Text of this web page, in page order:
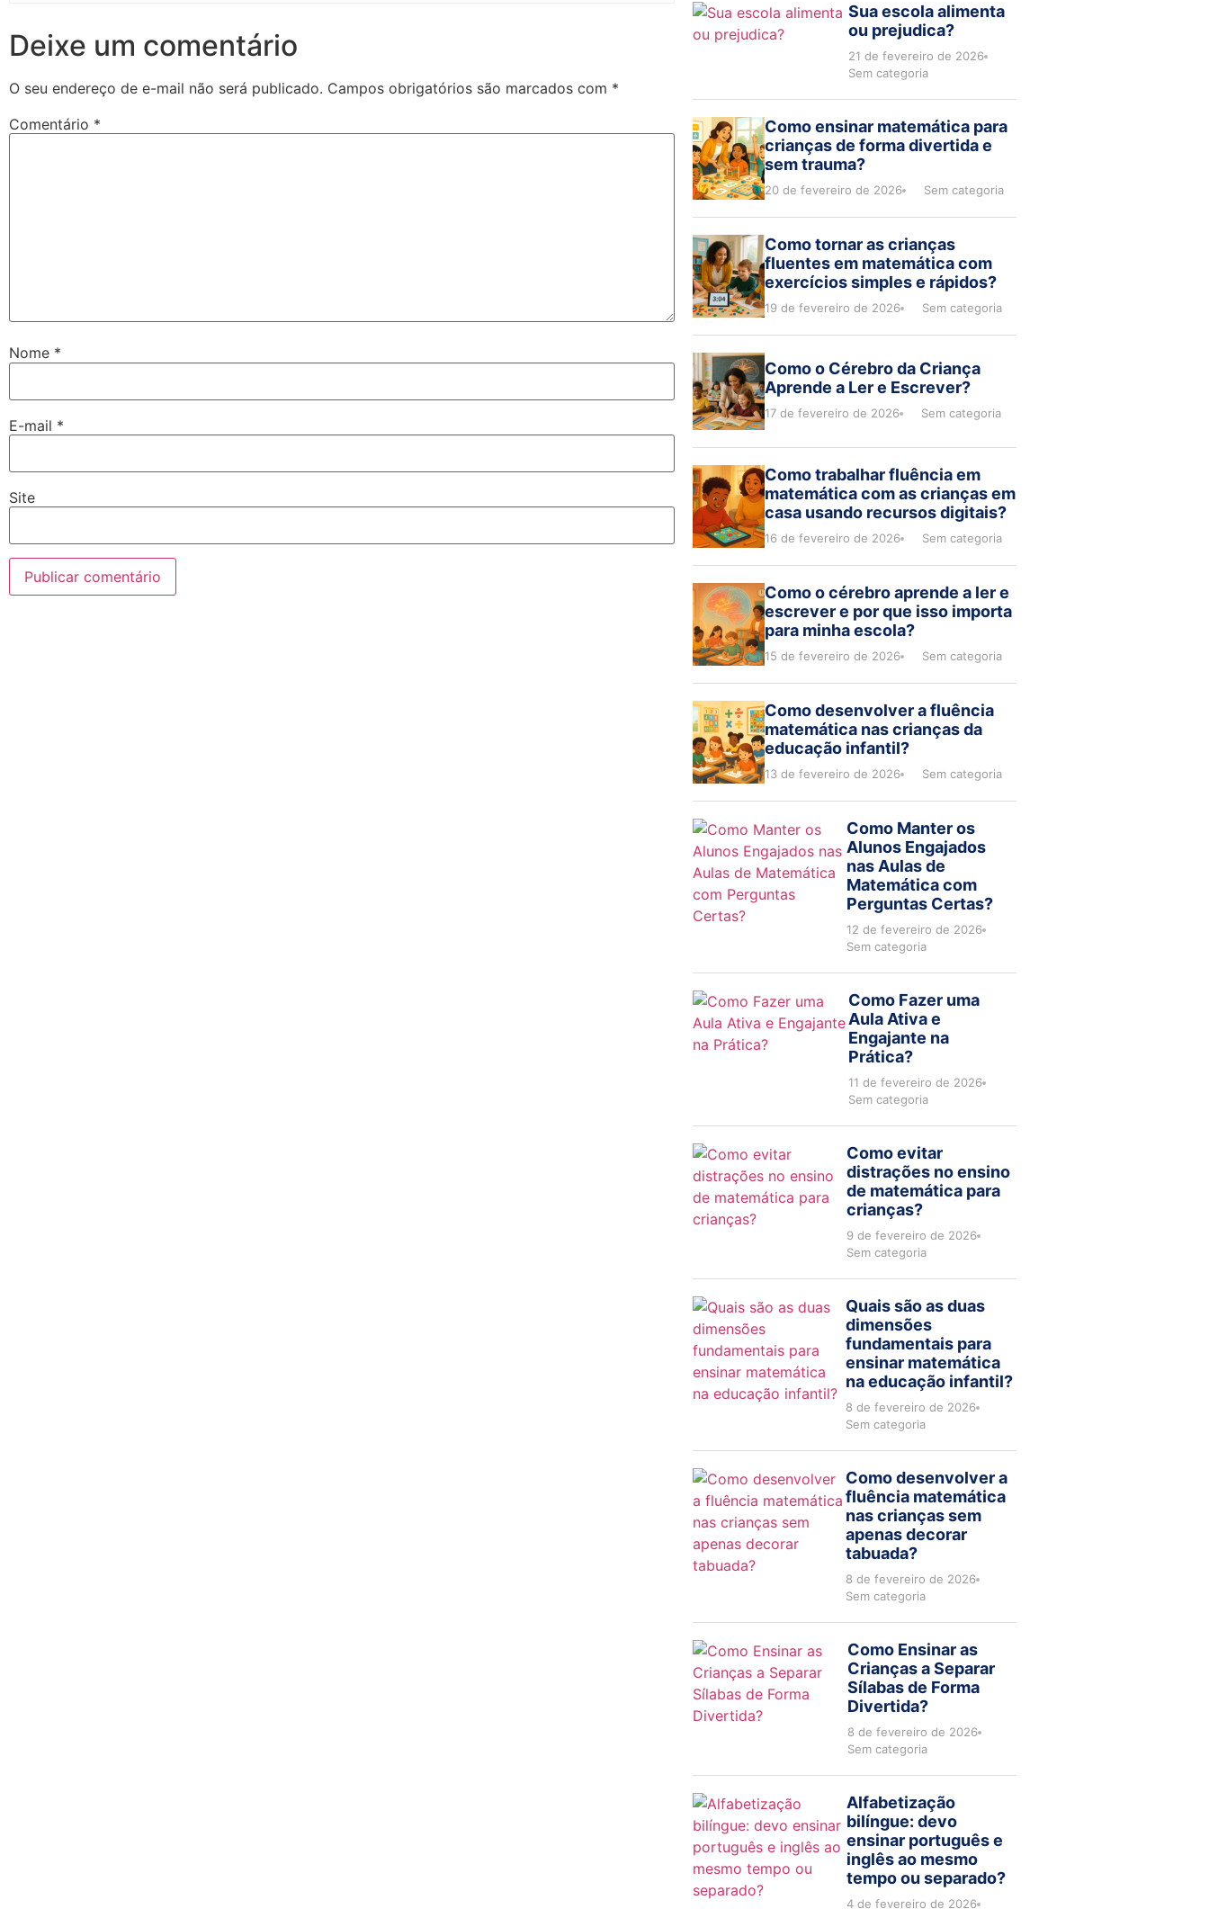
Deixe um comentário
O seu endereço de e-mail não será publicado. Campos obrigatórios são marcados com *
Comentário *
Nome *
E-mail *
Site
Sua escola alimenta
ou prejudica?
21 de fevereiro de 2026
Sem categoria
Como ensinar matemática para
crianças de forma divertida e
sem trauma?
20 de fevereiro de 2026 Sem categoria
Como tornar as crianças
fluentes em matemática com
exercícios simples e rápidos?
19 de fevereiro de 2026 Sem categoria
Como o Cérebro da Criança
Aprende a Ler e Escrever?
17 de fevereiro de 2026 Sem categoria
Como trabalhar fluência em
matemática com as crianças em
casa usando recursos digitais?
16 de fevereiro de 2026 Sem categoria
Como o cérebro aprende a ler e
escrever e por que isso importa
para minha escola?
15 de fevereiro de 2026 Sem categoria
Como desenvolver a fluência
matemática nas crianças da
educação infantil?
13 de fevereiro de 2026 Sem categoria
Como Manter os
Alunos Engajados
nas Aulas de
Matemática com
Perguntas Certas?
12 de fevereiro de 2026
Sem categoria
Como Fazer uma
Aula Ativa e
Engajante na
Prática?
11 de fevereiro de 2026
Sem categoria
Como evitar
distrações no ensino
de matemática para
crianças?
9 de fevereiro de 2026
Sem categoria
Quais são as duas
dimensões
fundamentais para
ensinar matemática
na educação infantil?
8 de fevereiro de 2026
Sem categoria
Como desenvolver a
fluência matemática
nas crianças sem
apenas decorar
tabuada?
8 de fevereiro de 2026
Sem categoria
Como Ensinar as
Crianças a Separar
Sílabas de Forma
Divertida?
8 de fevereiro de 2026
Sem categoria
Alfabetização
bilíngue: devo
ensinar português e
inglês ao mesmo
tempo ou separado?
4 de fevereiro de 2026